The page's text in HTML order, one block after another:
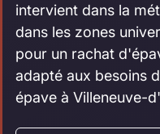
intervient dans la
dans les zones
pour un rachat
adapté aux besoins
épave à Villeneuve-